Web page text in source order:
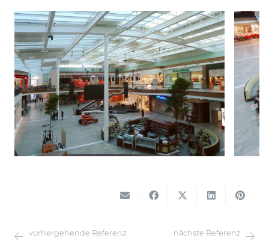
vorhergehende Referenz nächste Referenz